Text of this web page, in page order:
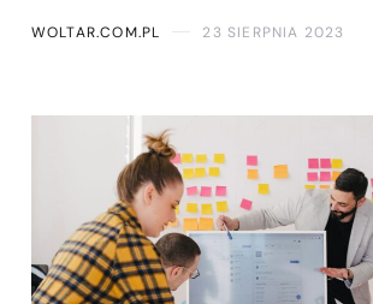
WOLTAR.COM.PL 23 SIERPNIA 2023